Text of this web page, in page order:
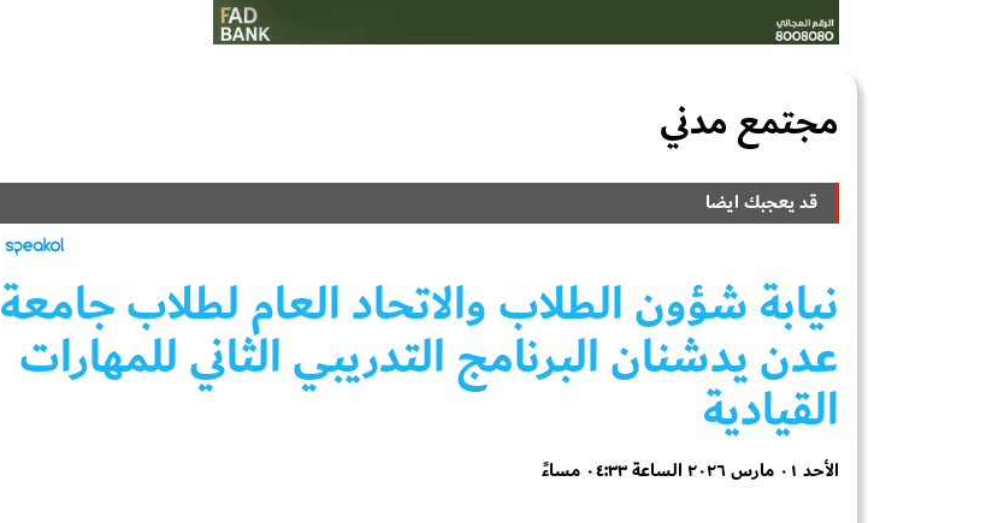
مجتمع مدني
قد يعجبك ايضا
نيابة شؤون الطلاب والاتحاد العام لطلاب جامعة
عدن يدشنان البرنامج التدريبي الثاني للمهارات
القيادية
الأحد ٠١ مارس ٢٠٢٦ الساعة ٠٤:٣٣ مساءً